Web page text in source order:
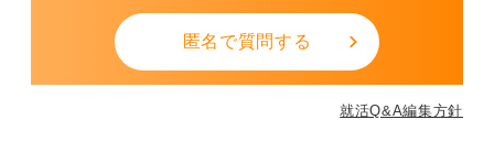
匿名で質問する
就活Q&A編集方針